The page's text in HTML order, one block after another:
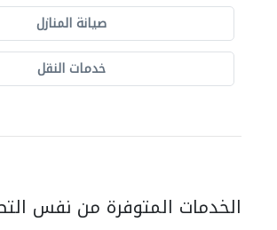
صيانة المنازل
خدمات النقل
الخدمات المتوفرة من نفس